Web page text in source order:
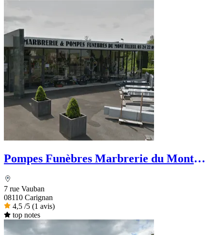
Pompes Funèbres Marbrerie du Mont
7 rue Vauban
08110 Carignan
4,5 /5 (1 avis)
top notes